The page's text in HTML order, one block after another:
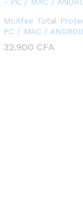
McAfee Total
PC / MAC /
32.900 CFA